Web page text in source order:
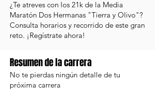
¿Te atreves con los 21k de la Media
Maratón Dos Hermanas "Tierra y Olivo"?
Consulta horarios y recorrido de este gran
reto. ¡Regístrate ahora!
Resumen de la carrera
No te pierdas ningún detalle de tu
próxima carrera